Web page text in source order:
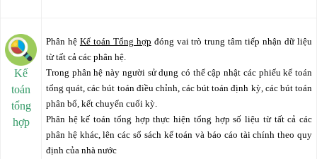
Kế
toán
tổng
hợp
Phân hệ Kế toán Tổng hợp đóng vai trò trung tâm tiếp nhận dữ liệu
từ tất cả các phân hệ.
Trong phân hệ này người sử dụng có thể cập nhật các phiếu kế toán
tổng quát, các bút toán điều chỉnh, các bút toán định kỳ, các bút toán
phân bổ, kết chuyển cuối kỳ.
Phân hệ kế toán tổng hợp thực hiện tổng hợp số liệu từ tất cả các
phân hệ khác, lên các sổ sách kế toán và báo cáo tài chính theo quy
định của nhà nước